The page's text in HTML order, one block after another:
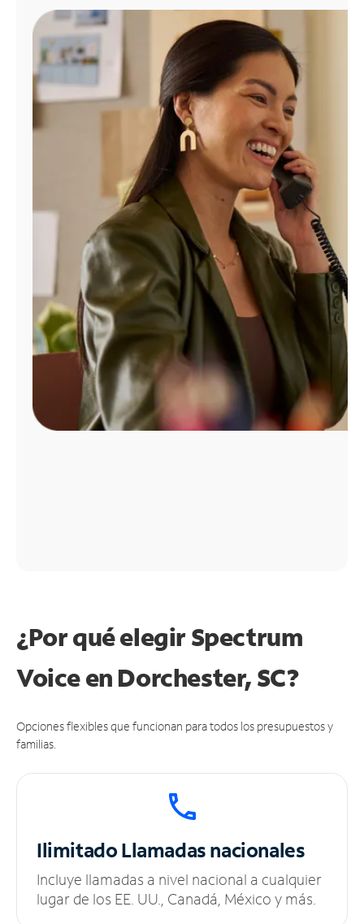
Administrar
cuenta
Encuentra
tienda
¿Por qué elegir Spectrum
Voice en Dorchester, SC?
Opciones flexibles que funcionan para todos los presupuestos y
familias.
IlimitadoLlamadas nacionales
Incluye llamadas a nivel nacional a cualquier
lugar de los EE. UU., Canadá, México y más.